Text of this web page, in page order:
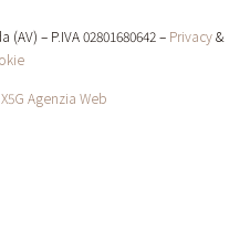
– P.IVA 02801680642 – Privacy&
X5G Agenzia Web